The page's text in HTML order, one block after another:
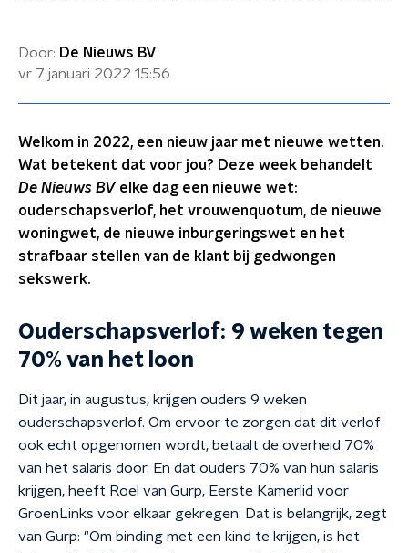
Door: De Nieuws BV
vr 7 januari 2022 15:56
Welkom in 2022, een nieuw jaar met nieuwe wetten.
Wat betekent dat voor jou? Deze week behandelt
De Nieuws BV elke dag een nieuwe wet:
ouderschapsverlof, het vrouwenquotum, de nieuwe
woningwet, de nieuwe inburgeringswet en het
strafbaar stellen van de klant bij gedwongen
sekswerk.
Ouderschapsverlof: 9 weken tegen
70% van het loon
Dit jaar, in augustus, krijgen ouders 9 weken
ouderschapsverlof. Om ervoor te zorgen dat dit verlof
ook echt opgenomen wordt, betaalt de overheid 70%
van het salaris door. En dat ouders 70% van hun salaris
krijgen, heeft Roel van Gurp, Eerste Kamerlid voor
GroenLinks voor elkaar gekregen. Dat is belangrijk, zegt
van Gurp: "Om binding met een kind te krijgen, is het